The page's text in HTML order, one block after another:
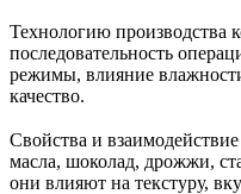
Технологию производства
последовательность
режимы, влияние
качество.
Свойства и
масла, шоколад, дрожжи,
они влияют на текстуру,